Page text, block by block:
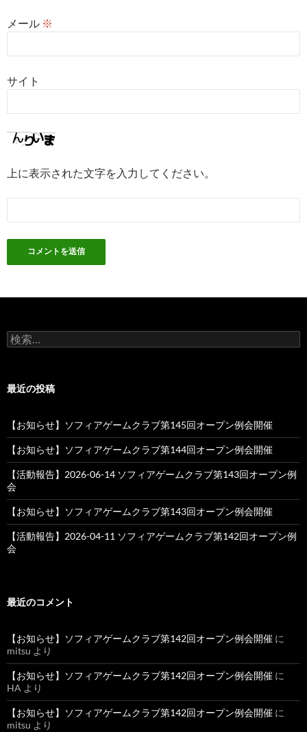
メール ※
サイト
上に表示された文字を入力してください。
検
索:
最近の投稿
【お知らせ】ソフィアゲームクラブ第145回オープン例会開催
【お知らせ】ソフィアゲームクラブ第144回オープン例会開催
【活動報告】2026-06-14 ソフィアゲームクラブ第143回オープン例
会
【お知らせ】ソフィアゲームクラブ第143回オープン例会開催
【活動報告】2026-04-11 ソフィアゲームクラブ第142回オープン例
会
最近のコメント
【お知らせ】ソフィアゲームクラブ第142回オープン例会開催 に
mitsu より
【お知らせ】ソフィアゲームクラブ第142回オープン例会開催 に
HA より
【お知らせ】ソフィアゲームクラブ第142回オープン例会開催 に
mitsu より